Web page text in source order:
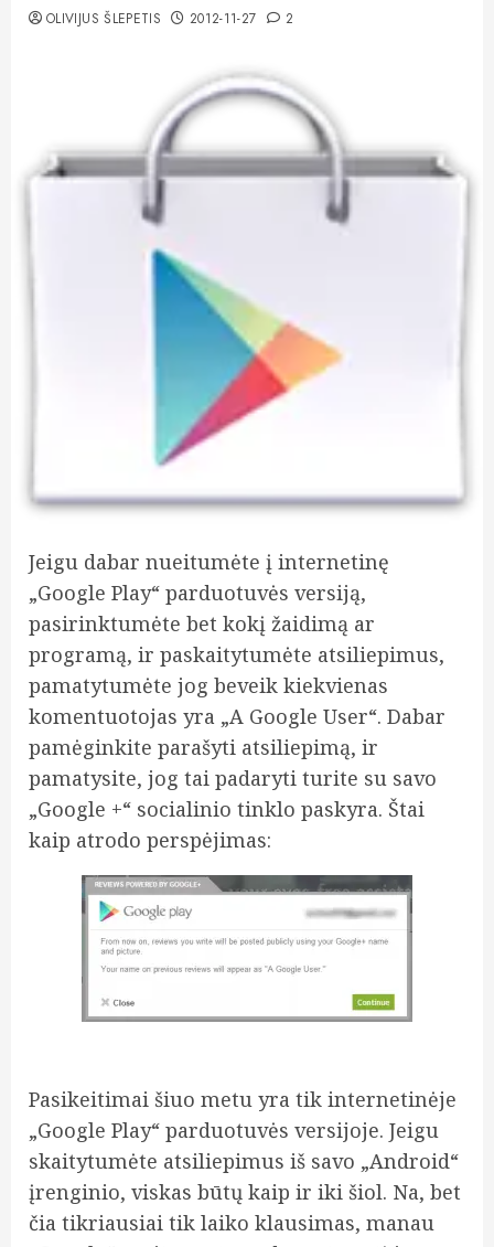
OLIVIJUS ŠLEPETIS 2012-11-27 2
Jeigu dabar nueitumėte į internetinę
„Google Play“ parduotuvės versiją,
pasirinktumėte bet kokį žaidimą ar
programą, ir paskaitytumėte atsiliepimus,
pamatytumėte jog beveik kiekvienas
komentuotojas yra „A Google User“. Dabar
pamėginkite parašyti atsiliepimą, ir
pamatysite, jog tai padaryti turite su savo
„Google +“ socialinio tinklo paskyra. Štai
kaip atrodo perspėjimas:
Pasikeitimai šiuo metu yra tik internetinėje
„Google Play“ parduotuvės versijoje. Jeigu
skaitytumėte atsiliepimus iš savo „Android“
įrenginio, viskas būtų kaip ir iki šiol. Na, bet
čia tikriausiai tik laiko klausimas, manau